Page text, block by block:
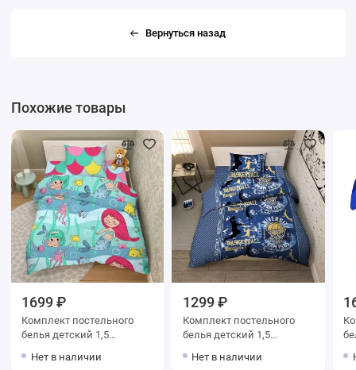
Вернуться назад
Похожие товары
1699 ₽
Комплект постельного
белья детский 1,5
наволочкой 70х70 Рисунок
Нет в наличии
1299 ₽
Комплект постельного
белья детский 1,5
наволочкой 70х70
Нет в наличии
белья